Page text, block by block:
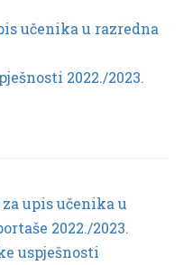
učenika u razredna
2022./2023.
upis učenika u
2022./2023.
uspješnosti